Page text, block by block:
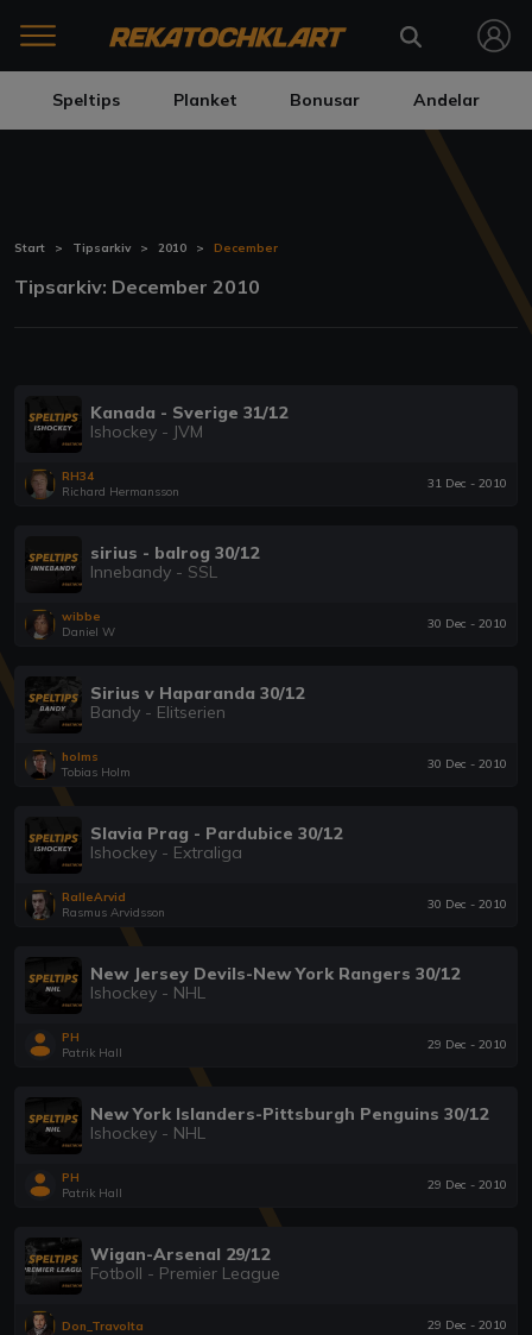
Speltips Planket Bonusar Andelar
Start Tipsarkiv 2010 December
Tipsarkiv: December 2010
Kanada - Sverige 31/12
Ishockey - JVM
RH34
Richard Hermansson
31 Dec - 2010
sirius - balrog 30/12
Innebandy - SSL
wibbe
Daniel W
30 Dec - 2010
Sirius v Haparanda 30/12
Bandy - Elitserien
holms
Tobias Holm
30 Dec - 2010
Slavia Prag - Pardubice 30/12
Ishockey - Extraliga
RalleArvid
Rasmus Arvidsson
30 Dec - 2010
New Jersey Devils-New York Rangers 30/12
Ishockey - NHL
PH
Patrik Hall
29 Dec - 2010
New York Islanders-Pittsburgh Penguins 30/12
Ishockey - NHL
PH
Patrik Hall
29 Dec - 2010
Wigan-Arsenal 29/12
Fotboll - Premier League
Don_Travolta 29 Dec - 2010